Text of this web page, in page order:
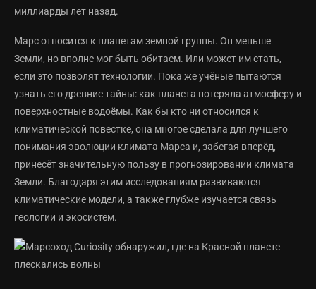
миллиарды лет назад.
Марс относится к планетам земной группы. Он меньше
Земли, но вполне мог быть обитаем. Или может им стать,
если это позволят технологии. Пока же учёные пытаются
узнать его древние тайны: как планета потеряла атмосферу и
поверхностные водоёмы. Как бы кто ни относился к
климатической повестке, она многое сделала для лучшего
понимания эволюции климата Марса и, забегая вперёд,
принесёт значительную пользу в прогнозировании климата
Земли. Благодаря этим исследованиям развиваются
климатические модели, а также глубже изучается связь
геологии и экосистем.